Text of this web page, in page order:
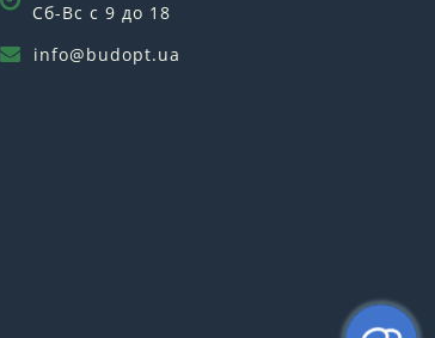
Сб-Вс с 9 до 18
info@budopt.ua